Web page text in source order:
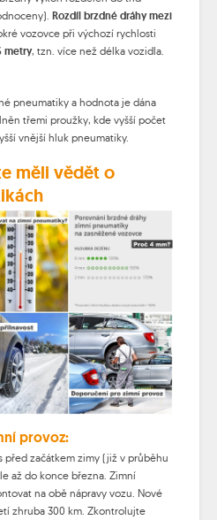
Rozdíl brzdné dráhy mezi
vozovce při výchozí rychlosti
metry, tzn. více než délka vozidla.
pneumatiky a hodnota je dána
třemi proužky, kde vyšší počet
vnější hluk pneumatiky.
měli vědět o
provoz:
před začátkem zimy (již v průběhu
až do konce března. Zimní
na obě nápravy vozu. Nové
zhruba 300 km. Zkontrolujte